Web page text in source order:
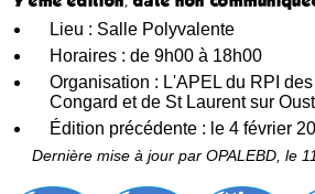
Lieu : Salle Polyvalente
Horaires : de 9h00 à 18h00
Organisation : L'APEL du RPI
Congard et de St Laurent sur Oust
Édition précédente : le 4 février
Dernière mise à jour par OPALEBD, le